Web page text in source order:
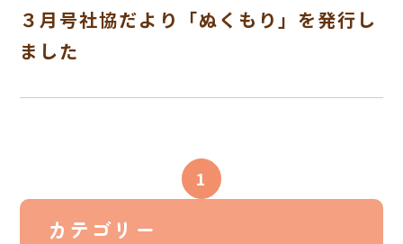
３月号社協だより「ぬくもり」を発行し
ました
1
カテゴリー